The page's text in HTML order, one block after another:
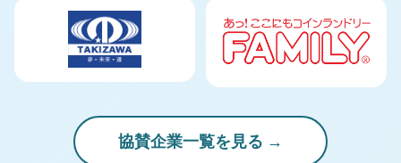
協賛企業一覧を見る